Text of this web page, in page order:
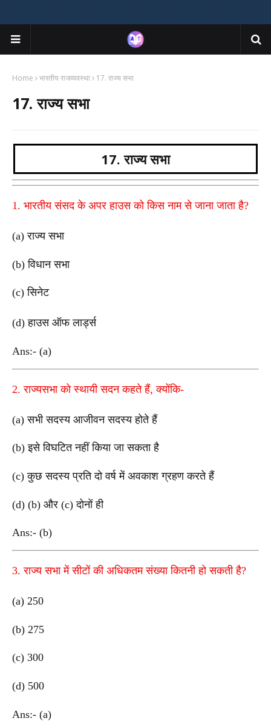
Home भारतीय राजव्यवस्था 17. राज्य सभा
17. राज्य सभा
17. राज्य सभा
1. भारतीय संसद के अपर हाउस को किस नाम से जाना जाता है?
(a) राज्य सभा
(b) विधान सभा
(c) सिनेट
(d) हाउस ऑफ लार्ड्स
Ans:- (a)
2. राज्यसभा को स्थायी सदन कहते हैं, क्योंकि-
(a) सभी सदस्य आजीवन सदस्य होते हैं
(b) इसे विघटित नहीं किया जा सकता है
(c) कुछ सदस्य प्रति दो वर्ष में अवकाश ग्रहण करते हैं
(d) (b) और (c) दोनों ही
Ans:- (b)
3. राज्य सभा में सीटों की अधिकतम संख्या कितनी हो सकती है?
(a) 250
(b) 275
(c) 300
(d) 500
Ans:- (a)